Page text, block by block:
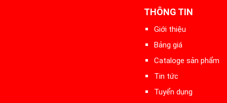
THÔNG TIN
Giới thiệu
Bảng giá
Cataloge sản phẩm
Tin tức
Tuyển dụng